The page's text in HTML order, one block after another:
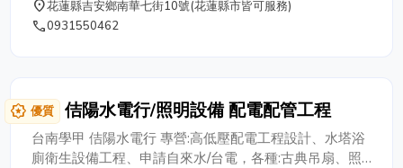
place花蓮縣吉安鄉南華七街10號(花蓮縣市皆可服務)
phone0931550462
award_star 優質 佶陽水電行/照明設備 配電配管工程
台南學甲 佶陽水電行 專營:高低壓配電工程設計、水塔浴
廁衛生設備工程、申請自來水/台電，各種:古典吊扇、照